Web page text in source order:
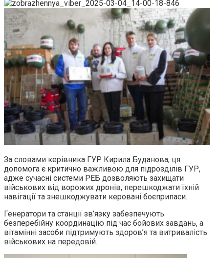
За словами керівника ГУР Кирила Буданова, ця
допомога є критично важливою для підрозділів ГУР,
адже сучасні системи РЕБ дозволяють захищати
військових від ворожих дронів, перешкоджати їхній
навігації та знешкоджувати керовані боєприпаси.
Генератори та станції зв’язку забезпечують
безперебійну координацію під час бойових завдань, а
вітамінні засоби підтримують здоров’я та витривалість
військових на передовій.